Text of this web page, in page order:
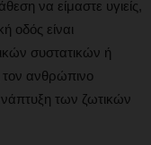
να είμαστε υγιείς,
οδός είναι
συστατικών ή
τον ανθρώπινο
των ζωτικών